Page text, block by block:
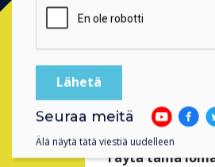
Ready to
Contact a
completing the
Täytä tämä
Seuraa meitä
Älä näytä tätä viestiä uudelleen